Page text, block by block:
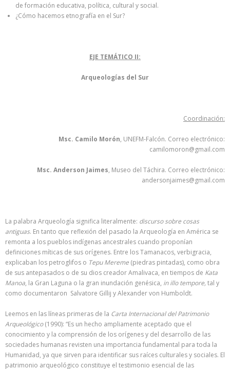
de formación educativa, política, cultural y social.
¿Cómo hacemos etnografía en el Sur?
EJE TEMÁTICO II:
Arqueologías del Sur
Coordinación:
Msc. Camilo Morón, UNEFM-Falcón. Correo electrónico:
camilomoron@gmail.com
Msc. Anderson Jaimes, Museo del Táchira. Correo electrónico:
andersonjaimes@gmail.com
La palabra Arqueología significa literalmente: discurso sobre cosas
antiguas. En tanto que reflexión del pasado la Arqueología en América se
remonta a los pueblos indígenas ancestrales cuando proponían
definiciones míticas de sus orígenes. Entre los Tamanacos, verbigracia,
explicaban los petroglifos o Tepu Mereme (piedras pintadas), como obra
de sus antepasados o de su dios creador Amalivaca, en tiempos de Kata
Manoa, la Gran Laguna o la gran inundación genésica, in illo tempore, tal y
como documentaron Salvatore Gillij y Alexander von Humboldt.
Leemos en las líneas primeras de la Carta Internacional del Patrimonio
Arqueológico(1990): “Es un hecho ampliamente aceptado que el
conocimiento y la comprensión de los orígenes y del desarrollo de las
sociedades humanas revisten una importancia fundamental para toda la
Humanidad, ya que sirven para identificar sus raíces culturales y sociales. El
patrimonio arqueológico constituye el testimonio esencial de las